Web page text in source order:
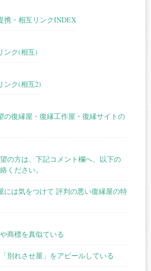
携・相互リンクINDEX
ンク(相互)
ンク(相互2)
の復縁屋・復縁工作屋・復縁サイトの
の方は、下記コメント欄へ、以下の
ください。
には気をつけて 評判の悪い復縁屋の特
商標を真似ている
別れさせ屋」をアピールしている